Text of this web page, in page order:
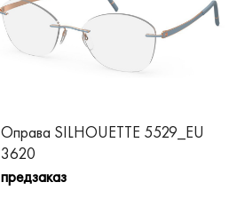
Оправа SILHOUETTE 5529_EU
3620
предзаказ